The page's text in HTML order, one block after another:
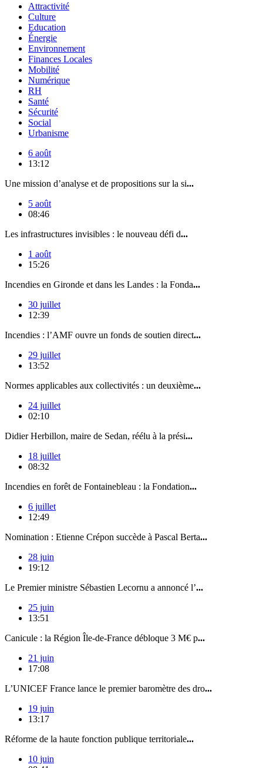
Attractivité
Culture
Education
Énergie
Environnement
Finances Locales
Mobilité
Numérique
RH
Santé
Sécurité
Social
Urbanisme
6 août
13:12
Une mission d’analyse et de propositions sur la si...
5 août
08:46
Les infrastructures invisibles : le nouveau défi d...
1 août
15:26
Incendies en Gironde et dans les Landes : la Fonda...
30 juillet
12:39
Incendies : l’AMF ouvre un fonds de soutien direct...
29 juillet
13:52
Normes applicables aux collectivités : un deuxième...
24 juillet
02:10
Didier Herbillon, maire de Sedan, réélu à la prési...
18 juillet
08:32
Incendies en forêt de Fontainebleau : la Fondation...
6 juillet
12:49
Nomination : Etienne Crépon succède à Pascal Berta...
28 juin
19:12
Le Premier ministre Sébastien Lecornu a annoncé l’...
25 juin
13:51
Canicule : la Région Île-de-France débloque 3 M€ p...
21 juin
17:08
L’UNICEF France lance le premier baromètre des dro...
19 juin
13:17
Réforme de la haute fonction publique territoriale...
10 juin